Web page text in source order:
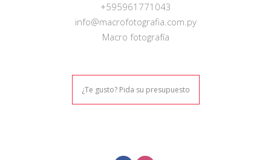
+595961771043
info@macrofotografia.com.py
Macro fotografía
¿Te gusto? Pida su presupuesto